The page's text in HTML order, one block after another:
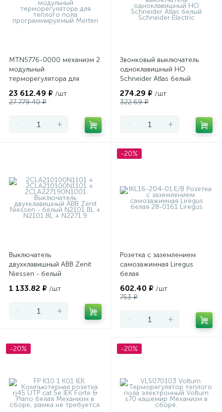
MTN5776-0000 механизм 2
модульный
терморегулятора для
программируемый Merten
23 612.49 ₽ /шт
27 779.40 ₽
- +
Звонковый выключатель
одноклавишный НО
Schneider Atlas белый
274.29 ₽ /шт
322.69 ₽
- +
Выключатель
двухклавишный ABB Zenit
Niessen - белый
1 133.82 ₽ /шт
- +
-20%
Розетка с заземлением
самозажимная Liregus
белая
602.40 ₽ /шт
753 ₽
- +
-20% -20%